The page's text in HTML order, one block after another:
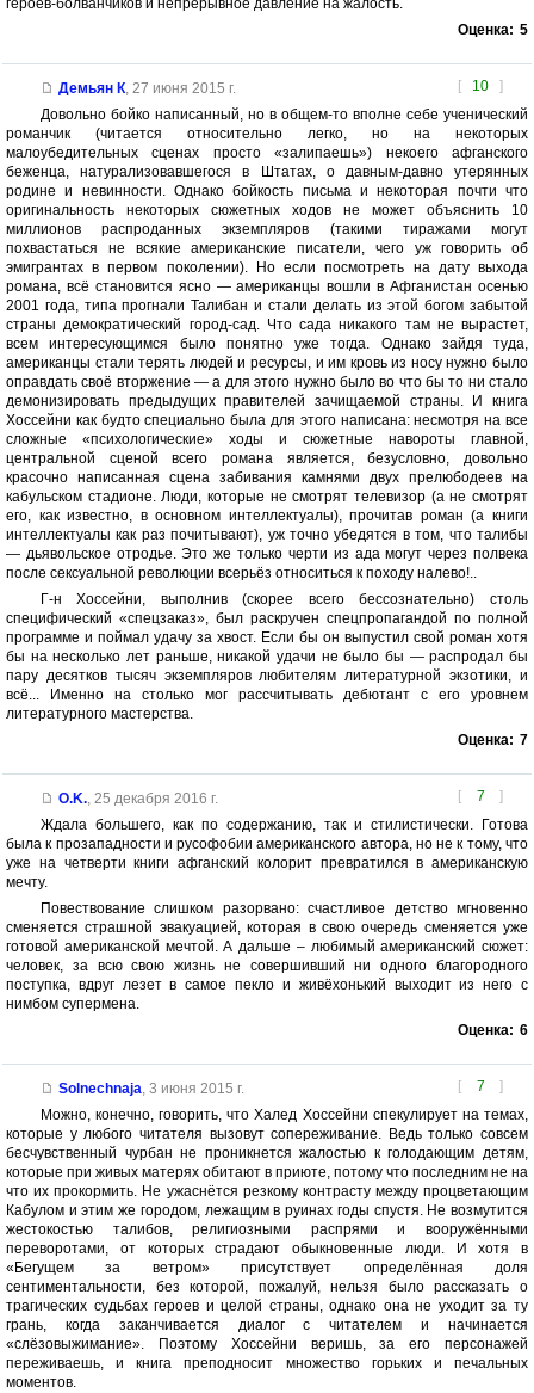
героев-болванчиков и непрерывное давление на жалость.
Оценка: 5
[ 10 ]
Демьян К, 27 июня 2015 г.
Довольно бойко написанный, но в общем-то вполне себе ученический
романчик (читается относительно легко, но на некоторых
малоубедительных сценах просто «залипаешь») некоего афганского
беженца, натурализовавшегося в Штатах, о давным-давно утерянных
родине и невинности. Однако бойкость письма и некоторая почти что
оригинальность некоторых сюжетных ходов не может объяснить 10
миллионов распроданных экземпляров (такими тиражами могут
похвастаться не всякие американские писатели, чего уж говорить об
эмигрантах в первом поколении). Но если посмотреть на дату выхода
романа, всё становится ясно — американцы вошли в Афганистан осенью
2001 года, типа прогнали Талибан и стали делать из этой богом забытой
страны демократический город-сад. Что сада никакого там не вырастет,
всем интересующимся было понятно уже тогда. Однако зайдя туда,
американцы стали терять людей и ресурсы, и им кровь из носу нужно было
оправдать своё вторжение — а для этого нужно было во что бы то ни стало
демонизировать предыдущих правителей зачищаемой страны. И книга
Хоссейни как будто специально была для этого написана: несмотря на все
сложные «психологические» ходы и сюжетные навороты главной,
центральной сценой всего романа является, безусловно, довольно
красочно написанная сцена забивания камнями двух прелюбодеев на
кабульском стадионе. Люди, которые не смотрят телевизор (а не смотрят
его, как известно, в основном интеллектуалы), прочитав роман (а книги
интеллектуалы как раз почитывают), уж точно убедятся в том, что талибы
— дьявольское отродье. Это же только черти из ада могут через полвека
после сексуальной революции всерьёз относиться к походу налево!..
Г-н Хоссейни, выполнив (скорее всего бессознательно) столь
специфический «спецзаказ», был раскручен спецпропагандой по полной
программе и поймал удачу за хвост. Если бы он выпустил свой роман хотя
бы на несколько лет раньше, никакой удачи не было бы — распродал бы
пару десятков тысяч экземпляров любителям литературной экзотики, и
всё... Именно на столько мог рассчитывать дебютант с его уровнем
литературного мастерства.
Оценка: 7
[ 7 ]
O.K., 25 декабря 2016 г.
Ждала большего, как по содержанию, так и стилистически. Готова
была к прозападности и русофобии американского автора, но не к тому, что
уже на четверти книги афганский колорит превратился в американскую
мечту.
Повествование слишком разорвано: счастливое детство мгновенно
сменяется страшной эвакуацией, которая в свою очередь сменяется уже
готовой американской мечтой. А дальше – любимый американский сюжет:
человек, за всю свою жизнь не совершивший ни одного благородного
поступка, вдруг лезет в самое пекло и живёхонький выходит из него с
нимбом супермена.
Оценка: 6
[ 7 ]
Solnechnaja, 3 июня 2015 г.
Можно, конечно, говорить, что Халед Хоссейни спекулирует на темах,
которые у любого читателя вызовут сопереживание. Ведь только совсем
бесчувственный чурбан не проникнется жалостью к голодающим детям,
которые при живых матерях обитают в приюте, потому что последним не на
что их прокормить. Не ужаснётся резкому контрасту между процветающим
Кабулом и этим же городом, лежащим в руинах годы спустя. Не возмутится
жестокостью талибов, религиозными распрями и вооружёнными
переворотами, от которых страдают обыкновенные люди. И хотя в
«Бегущем за ветром» присутствует определённая доля
сентиментальности, без которой, пожалуй, нельзя было рассказать о
трагических судьбах героев и целой страны, однако она не уходит за ту
грань, когда заканчивается диалог с читателем и начинается
«слёзовыжимание». Поэтому Хоссейни веришь, за его персонажей
переживаешь, и книга преподносит множество горьких и печальных
моментов.